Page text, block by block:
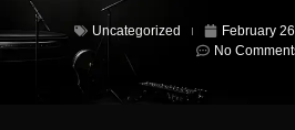
Uncategorized February
No